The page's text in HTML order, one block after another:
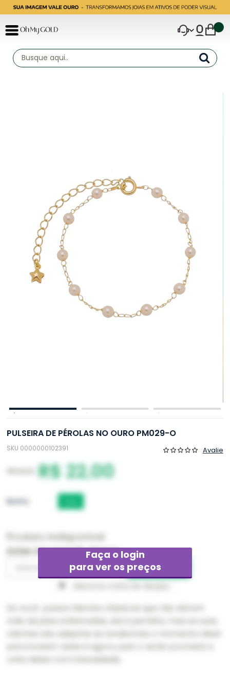
PULSEIRA DE PÉROLAS NO OURO PM029-O
SKU 0000000102391 Avalie
R$ 22,00
Banho
Produto Indisponível
Avise-me quando chegar
Se você possui clientes clássicas que não abrem
mão de joias sofisticadas, ela é perfeita, mas se suas
clientes são adeptas as tendencias o momento ideal
para investir nelas é agora, pois o verão promete a
Faça o login
para ver os preços